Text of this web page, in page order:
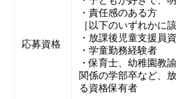
応募資格
・責任感のある方
［以下のいずれかに
・放課後児童支援員
・学童勤務経験者
・保育士、幼稚園教
関係の学部卒など、
る資格保有者